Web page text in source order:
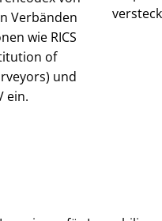
Verbänden
wie RICS
of
und
ein.